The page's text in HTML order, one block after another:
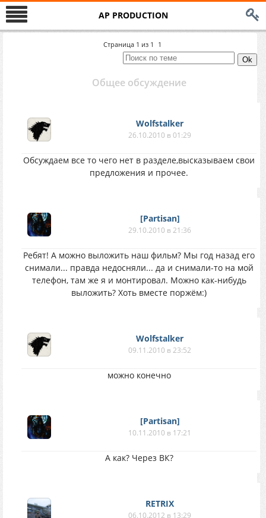
AP PRODUCTION
Страница 1 из 1 1
Общее обсуждение
Wolfstalker
26.10.2010 в 01:29
Обсуждаем все то чего нет в разделе,высказываем свои
предложения и прочее.
[Partisan]
29.10.2010 в 21:36
Ребят! А можно выложить наш фильм? Мы год назад его
снимали... правда недосняли... да и снимали-то на мой
телефон, там же я и монтировал. Можно как-нибудь
выложить? Хоть вместе поржём:)
Wolfstalker
09.11.2010 в 23:52
можно конечно
[Partisan]
10.11.2010 в 17:21
А как? Через ВК?
RETRIX
06.10.2012 в 13:29